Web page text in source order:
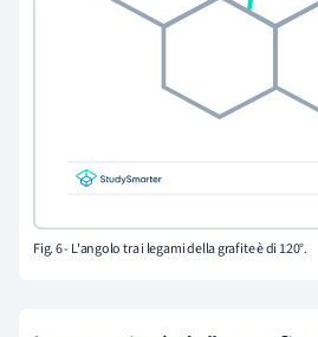
Fig. 6 - L'angolo tra i legami della grafite è di 120°.